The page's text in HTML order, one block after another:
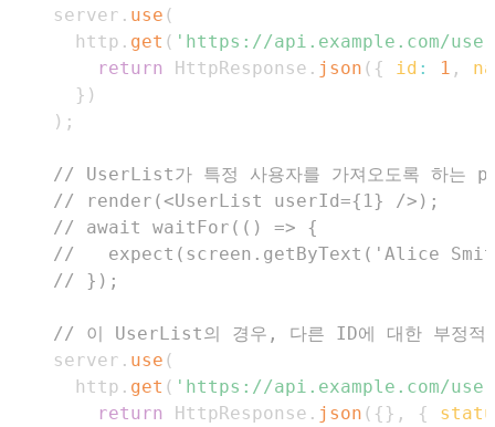
    server
. use (
      http
. get ( 'https://api.example.com/
return
HttpResponse . json ( { id : 1 ,
} )
) ;
// UserList가 특정 사용자를 가져오도록 하는
// render(<UserList userId={1} />);
// await waitFor(() => {
//   expect(screen.getByText('Alice
// });
// 이 UserList의 경우, 다른 ID에 대한 부정적
    server
. use (
      http
. get ( 'https://api.example.com/
return
HttpResponse . json ( { } , {